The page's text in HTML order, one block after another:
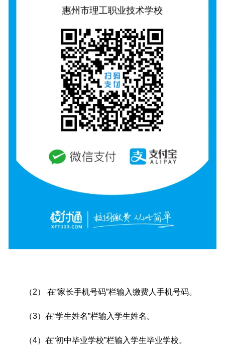
（2） 在“家长手机号码”栏输入缴费人手机号码。
（3）在“学生姓名”栏输入学生姓名。
（4）在“初中毕业学校”栏输入学生毕业学校。